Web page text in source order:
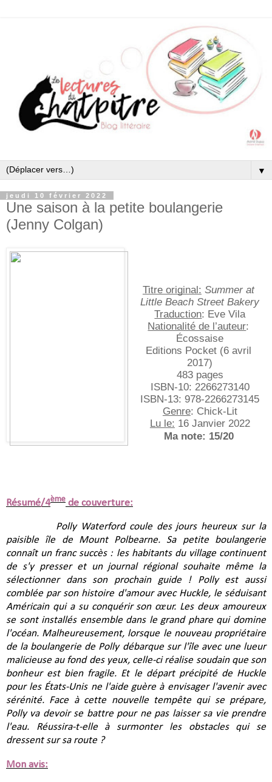
▼
jeudi 10 février 2022
Une saison à la petite boulangerie
(Jenny Colgan)
Titre original: Summer at
Little Beach Street Bakery
Traduction: Eve Vila
Nationalité de l’auteur:
Écossaise
Editions Pocket (6 avril
2017)
483 pages
ISBN-10:‎ 2266273140
ISBN-13:‎ 978-2266273145
Genre: Chick-Lit
Lu le: 16 Janvier 2022
Ma note: 15/20
Résumé/4ème de couverture:
Polly Waterford coule des jours heureux sur la
paisible île de Mount Polbearne. Sa petite boulangerie
connaît un franc succès : les habitants du village continuent
de s'y presser et un journal régional souhaite même la
sélectionner dans son prochain guide ! Polly est aussi
comblée par son histoire d'amour avec Huckle, le séduisant
Américain qui a su conquérir son cœur. Les deux amoureux
se sont installés ensemble dans le grand phare qui domine
l'océan. Malheureusement, lorsque le nouveau propriétaire
de la boulangerie de Polly débarque sur l'île avec une lueur
malicieuse au fond des yeux, celle-ci réalise soudain que son
bonheur est bien fragile. Et le départ précipité de Huckle
pour les États-Unis ne l'aide guère à envisager l'avenir avec
sérénité. Face à cette nouvelle tempête qui se prépare,
Polly va devoir se battre pour ne pas laisser sa vie prendre
l'eau. Réussira-t-elle à surmonter les obstacles qui se
dressent sur sa route ?
Mon avis: